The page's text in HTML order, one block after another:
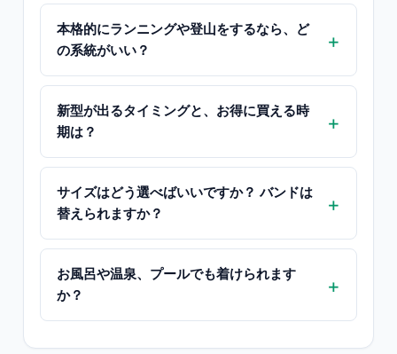
本格的にランニングや登山をするなら、ど
の系統がいい？
新型が出るタイミングと、お得に買える時
期は？
サイズはどう選べばいいですか？ バンドは
替えられますか？
お風呂や温泉、プールでも着けられます
か？